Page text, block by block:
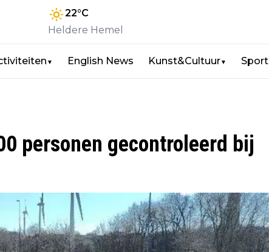
22°C
Heldere Hemel
▼ English News Kunst&Cultuur▼ Sport
personen gecontroleerd bij